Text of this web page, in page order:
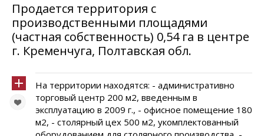
Продается территория с
производственными площадями
(частная собственность) 0,54 га в центре
г. Кременчуга, Полтавская обл.
На территории находятся: - административно
торговый центр 200 м2, введенным в
эксплуатацию в 2009 г., - офисное помещение 180
м2, - столярный цех 500 м2, укомплектованный